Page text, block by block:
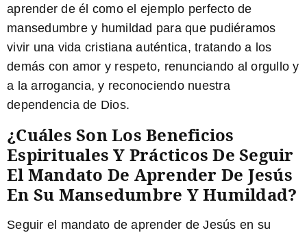
aprender de él como el ejemplo perfecto de
mansedumbre y humildad para que pudiéramos
vivir una vida cristiana auténtica, tratando a los
demás con amor y respeto, renunciando al orgullo y
a la arrogancia, y reconociendo nuestra
dependencia de Dios.
¿Cuáles Son Los Beneficios
Espirituales Y Prácticos De Seguir
El Mandato De Aprender De Jesús
En Su Mansedumbre Y Humildad?
Seguir el mandato de aprender de Jesús en su